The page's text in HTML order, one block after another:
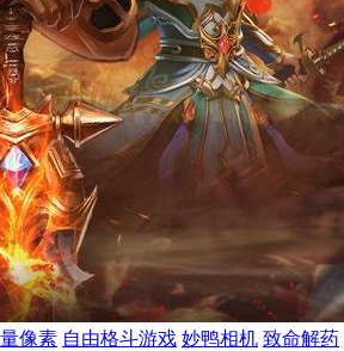
像素 自由格斗游戏 妙鸭相机 致命解药